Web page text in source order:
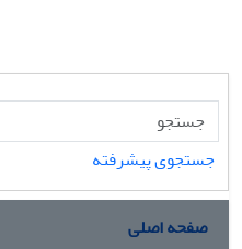
جستجوی پیشرفته
صفحه اصلی